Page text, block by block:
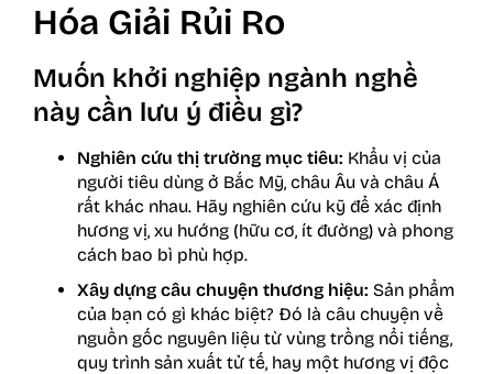
Hóa Giải Rủi Ro
Muốn khởi nghiệp ngành nghề
này cần lưu ý điều gì?
Nghiên cứu thị trường mục tiêu: Khẩu vị của
người tiêu dùng ở Bắc Mỹ, châu Âu và châu Á
rất khác nhau. Hãy nghiên cứu kỹ để xác định
hương vị, xu hướng (hữu cơ, ít đường) và phong
cách bao bì phù hợp.
Xây dựng câu chuyện thương hiệu: Sản phẩm
của bạn có gì khác biệt? Đó là câu chuyện về
nguồn gốc nguyên liệu từ vùng trồng nổi tiếng,
quy trình sản xuất tử tế, hay một hương vị độc